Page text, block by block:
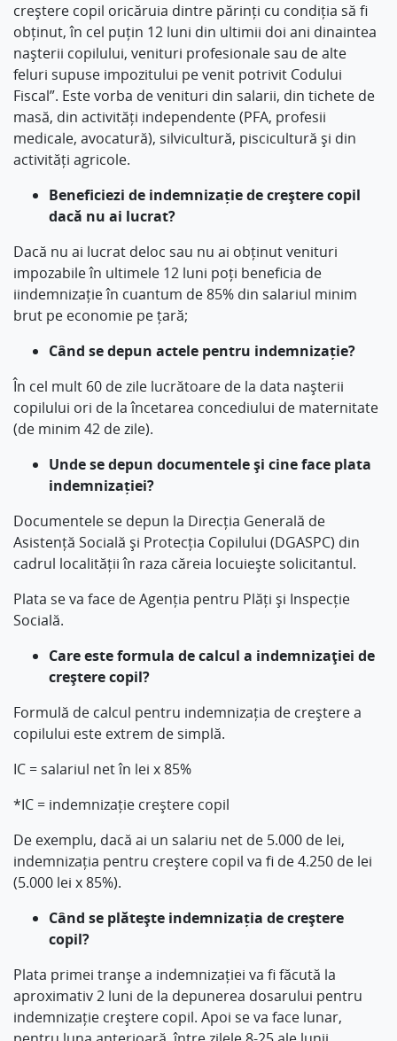
creștere copil oricăruia dintre părinți cu condiția să fi
obținut, în cel puțin 12 luni din ultimii doi ani dinaintea
nașterii copilului, venituri profesionale sau de alte
feluri supuse impozitului pe venit potrivit Codului
Fiscal”. Este vorba de venituri din salarii, din tichete de
masă, din activități independente (PFA, profesii
medicale, avocatură), silvicultură, piscicultură și din
activități agricole.
Beneficiezi de indemnizație de creștere copil
dacă nu ai lucrat?
Dacă nu ai lucrat deloc sau nu ai obținut venituri
impozabile în ultimele 12 luni poți beneficia de
iindemnizație în cuantum de 85% din salariul minim
brut pe economie pe țară;
Când se depun actele pentru indemnizație?
În cel mult 60 de zile lucrătoare de la data nașterii
copilului ori de la încetarea concediului de maternitate
(de minim 42 de zile).
Unde se depun documentele și cine face plata
indemnizației?
Documentele se depun la Direcția Generală de
Asistență Socială și Protecția Copilului (DGASPC) din
cadrul localității în raza căreia locuiește solicitantul.
Plata se va face de Agenția pentru Plăți și Inspecție
Socială.
Care este formula de calcul a indemnizaţiei de
creştere copil?
Formulă de calcul pentru indemnizația de creștere a
copilului este extrem de simplă.
IC = salariul net în lei x 85%
*IC = indemnizație creștere copil
De exemplu, dacă ai un salariu net de 5.000 de lei,
indemnizația pentru creștere copil va fi de 4.250 de lei
(5.000 lei x 85%).
Când se plătește indemnizația de creștere
copil?
Plata primei tranșe a indemnizației va fi făcută la
aproximativ 2 luni de la depunerea dosarului pentru
indemnizație creștere copil. Apoi se va face lunar,